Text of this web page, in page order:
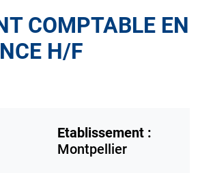
COMPTABLE EN
H/F
Etablissement :
Montpellier